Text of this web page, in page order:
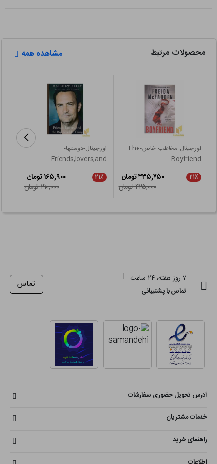
محصولات مرتبط مشاهده همه
اورجینال مخاطب خاص-The
Boyfriend
۲۱٪
۳۳۵,۷۵۰ تومان
۴۲۵,۰۰۰ تومان
اورجینال-دوستها-
Friends,lovers,and ...
۲۱٪
۱۶۵,۹۰۰ تومان
۲۱۰,۰۰۰ تومان
۷ روز هفته، ۲۴ ساعت
تماس با پشتیبانی
تماس
آدرس تحویل حضوری سفارشات
خدمات مشتریان
راهنمای خرید
اطلاعات